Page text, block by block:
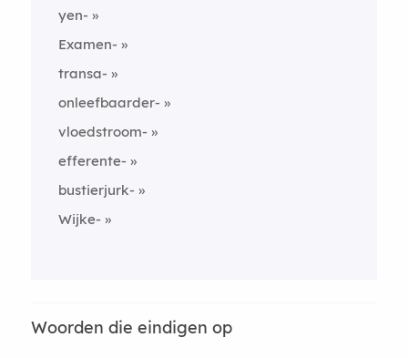
yen-
Examen-
transa-
onleefbaarder-
vloedstroom-
efferente-
bustierjurk-
Wijke-
Woorden die eindigen op